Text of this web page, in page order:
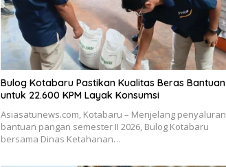
Bulog Kotabaru Pastikan Kualitas Beras Bantuan
untuk 22.600 KPM Layak Konsumsi
Asiasatunews.com, Kotabaru – Menjelang penyaluran
bantuan pangan semester II 2026, Bulog Kotabaru
bersama Dinas Ketahanan…